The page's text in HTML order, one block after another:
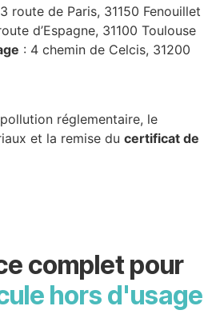
route de Paris, 31150 Fenouillet
d’Espagne, 31100 Toulouse
: 4 chemin de Celcis, 31200
réglementaire, le
et la remise du certificat de
complet pour
hors d'usage